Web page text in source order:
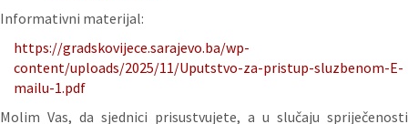
Informativni materijal:
https://gradskovijece.sarajevo.ba/wp-
content/uploads/2025/11/Uputstvo-za-pristup-sluzbenom-E-
mailu-1.pdf
Molim Vas, da sjednici prisustvujete, a u slučaju spriječenosti